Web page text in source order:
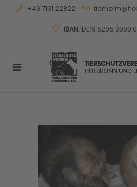
+49 7131 22822
IBAN:DE19 6205 0000